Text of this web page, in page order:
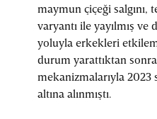
maymun çiçeği
varyantı ile yayılmış ve
yoluyla erkekleri
durum yarattıktan
mekanizmalarıyla
altına alınmıştı.